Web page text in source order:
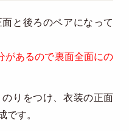
と後ろのペアになって
があるので裏面全面にの
りをつけ、衣装の正面
です。